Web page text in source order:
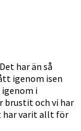
har än så
igenom isen
i
brustit och vi har
har varit allt för